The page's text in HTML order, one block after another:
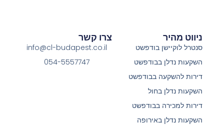
ניווט מהיר
סנטרל לוקיישן בודפשט
השקעות נדלן בבודפשט
דירות להשקעה בבודפשט
השקעות נדלן בחול
דירות למכירה בבודפשט
השקעות נדלן באירופה
צרו קשר
info@cl-budapest.co.il
054-5557747